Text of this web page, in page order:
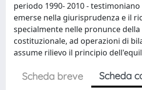
periodo 1990- 2010 -
emerse nella giurisprudenza e il
specialmente nelle pronunce
costituzionale, ad operazioni di
assume rilievo il principio
Scheda breve
Scheda